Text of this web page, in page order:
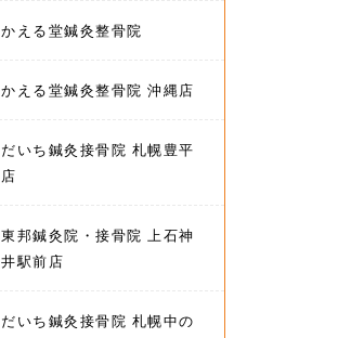
かえる堂鍼灸整骨院
かえる堂鍼灸整骨院 沖縄店
だいち鍼灸接骨院 札幌豊平
店
東邦鍼灸院・接骨院 上石神
井駅前店
だいち鍼灸接骨院 札幌中の